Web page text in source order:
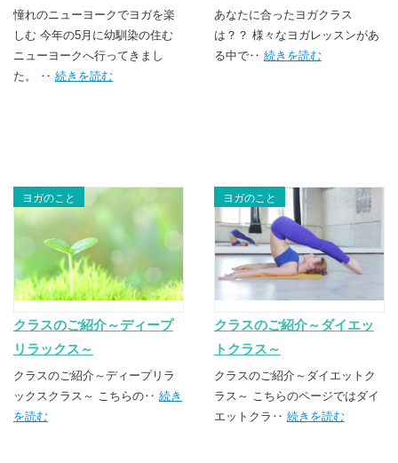
ガスクール TSUNAGU（つ
なぐ）
憧れのニューヨークでヨガを楽
しむ 今年の5月に幼馴染の住む
ニューヨークへ行ってきまし
た。 ‥ 続きを読む
町のヨガスクール
TSUNAGU（つなぐ）
あなたに合ったヨガクラス
は？？ 様々なヨガレッスンがあ
る中で‥ 続きを読む
ヨガのこと
クラスのご紹介～ディープ
リラックス～
クラスのご紹介～ディープリラ
ックスクラス～ こちらの‥ 続き
を読む
ヨガのこと
クラスのご紹介～ダイエッ
トクラス～
クラスのご紹介～ダイエットク
ラス～ こちらのページではダイ
エットクラ‥ 続きを読む